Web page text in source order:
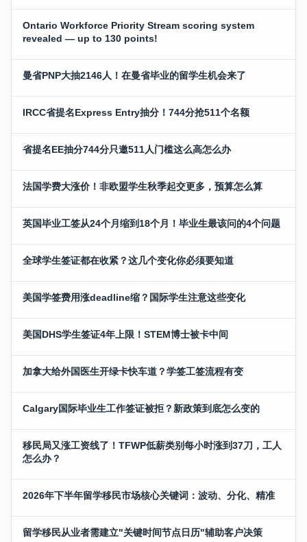
Ontario Workforce Priority Stream scoring system
revealed — up to 130 points!
曼省PNP大抽2146人！在曼省毕业的留学生机会来了
IRCC省提名Express Entry抽分！744分抢511个名额
省提名EE抽分744分只邀511人门槛这么高怎么办
法国学费大涨价！非欧盟学生秋季起交更多，预算怎么算
英国毕业工签从24个月缩到18个月！毕业生最该问的4个问题
全球学生签证都在收紧？这几个变化你必须要知道
美国学签费用涨deadline缩？国际学生注意这些变化
美国DHS学生签证4年上限！STEM博士被卡中间
加拿大给外国医生开绿卡快车道？学签工签流程有变
Calgary国际毕业生工作签证被拒？新政策到底怎么变的
移民局又涨工资线了！TFWP低薪类别每小时涨到37刀，工人
怎么办？
2026年下半年留学移民市场核心关键词：波动、分化、精准
留学移民从业者需建立"关键时间节点日历"辅助客户决策